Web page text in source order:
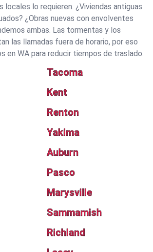
locales lo requieren. ¿Viviendas antiguas
¿Obras nuevas con envolventes
ambas. Las tormentas y los
las llamadas fuera de horario, por eso
en WA para reducir tiempos de traslado.
Tacoma
Kent
Renton
Yakima
Auburn
Pasco
Marysville
Sammamish
Richland